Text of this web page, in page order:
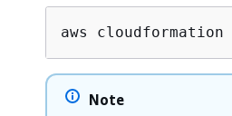
aws cloudformation
Note